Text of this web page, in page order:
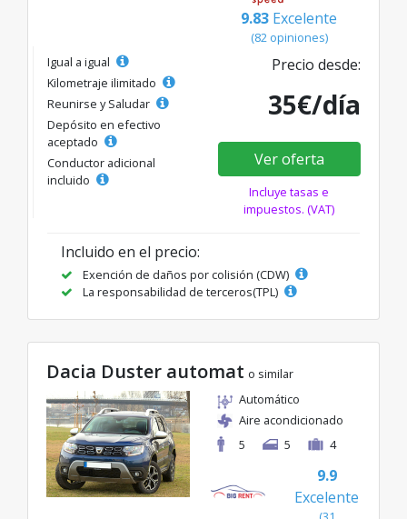
9.83 Excelente
(82 opiniones)
Igual a igual
Kilometraje ilimitado
Reunirse y Saludar
Depósito en efectivo
aceptado
Conductor adicional
incluido
Precio desde:
35€/día
Ver oferta
Incluye tasas e
impuestos. (VAT)
Incluido en el precio:
Exención de daños por colisión (CDW)
La responsabilidad de terceros(TPL)
Dacia Duster automat o similar
Automático
Aire acondicionado
5
5 4
9.9
Excelente